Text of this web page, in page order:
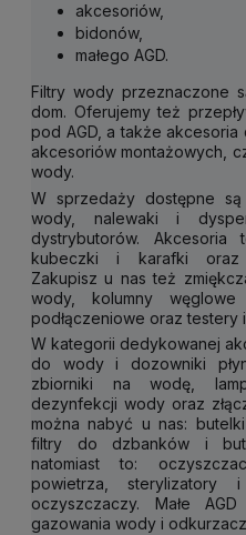
akcesoriów,
bidonów,
małego AGD.
Filtry wody przeznaczone
dom. Oferujemy też
pod AGD, a także akcesoria
akcesoriów montażowych,
wody.
W sprzedaży dostępne
wody, nalewaki i
dystrybutorów.
kubeczki i karafki oraz
Zakupisz u nas też
wody, kolumny
podłączeniowe oraz
W kategorii dedykowanej
do wody i dozowniki
zbiorniki na wodę,
dezynfekcji wody oraz
można nabyć u nas:
filtry do dzbanków i
natomiast to:
powietrza, sterylizatory
oczyszczaczy. Małe
gazowania wody i